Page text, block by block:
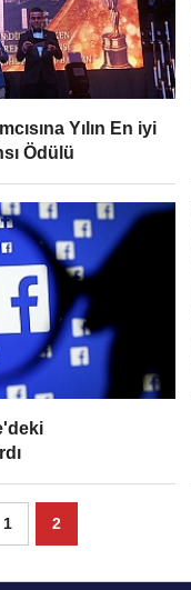
Yılın En iyi
Ödülü
1 2